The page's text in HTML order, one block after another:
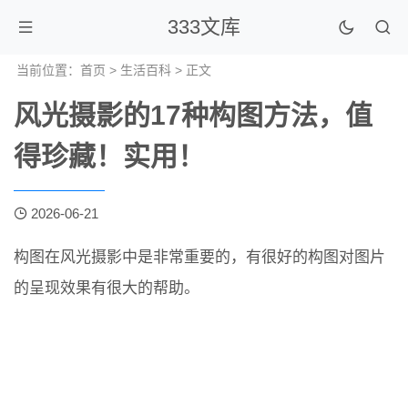
333文库
当前位置： 首页 > 生活百科 > 正文
风光摄影的17种构图方法，值
得珍藏！实用！
2026-06-21
构图在风光摄影中是非常重要的，有很好的构图对图片
的呈现效果有很大的帮助。